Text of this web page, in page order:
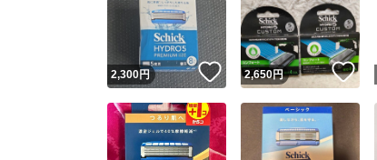
2,300円 いいね！
2,650円 い